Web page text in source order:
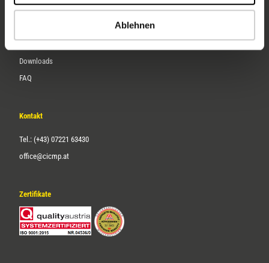
Ablehnen
Service
Downloads
FAQ
Kontakt
Tel.: (+43) 07221 63430
office@cicmp.at
Zertifikate